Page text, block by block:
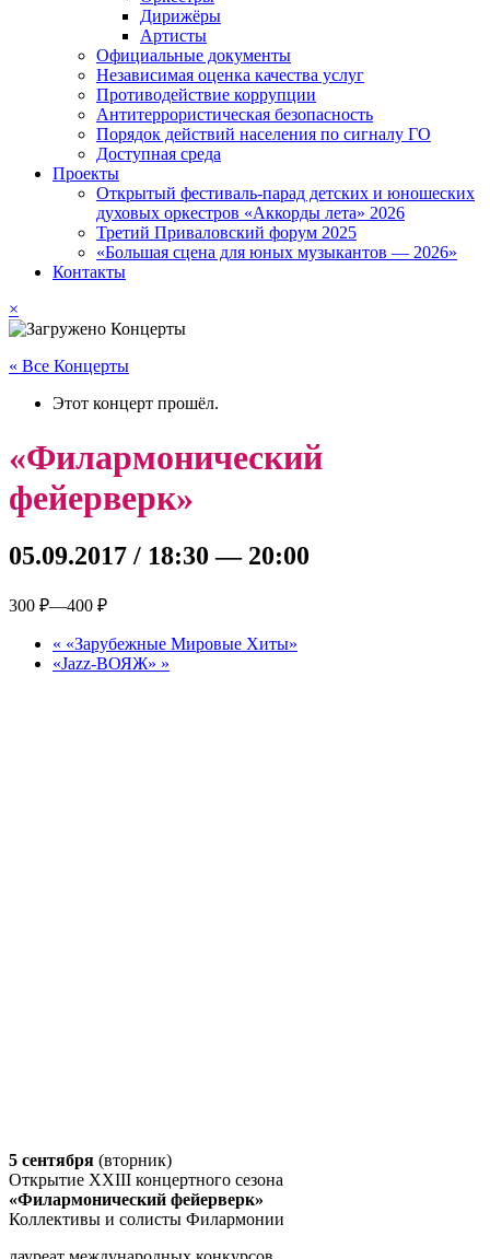
Дирижёры
Артисты
Официальные документы
Независимая оценка качества услуг
Противодействие коррупции
Антитеррористическая безопасность
Порядок действий населения по сигналу ГО
Доступная среда
Проекты
Открытый фестиваль-парад детских и юношеских
духовых оркестров «Аккорды лета» 2026
Третий Приваловский форум 2025
«Большая сцена для юных музыкантов — 2026»
Контакты
×
« Все Концерты
Этот концерт прошёл.
«Филармонический
фейерверк»
05.09.2017 / 18:30 — 20:00
300 ₽—400 ₽
« «Зарубежные Мировые Хиты»
«Jazz-ВОЯЖ» »
5 сентября (вторник)
Открытие XXIII концертного сезона
«Филармонический фейерверк»
Коллективы и солисты Филармонии